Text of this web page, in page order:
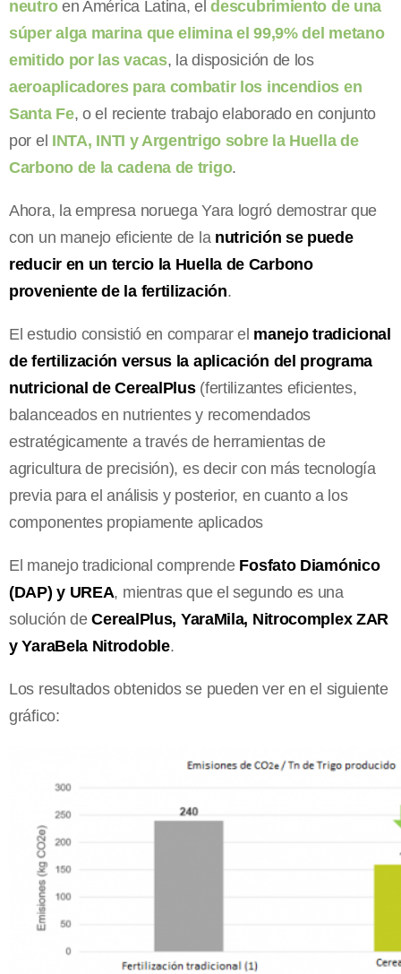
neutroen América Latina, eldescubrimiento de una
súper alga marina que elimina el 99,9% del metano
emitido por las vacas, la disposición de los
aeroaplicadores para combatir los incendios en
Santa Fe, o el reciente trabajo elaborado en conjunto
por el INTA, INTI y Argentrigo sobre la Huella de
Carbono de la cadena de trigo.
Ahora, la empresa noruega Yara logró demostrar que
con un manejo eficiente de la nutrición se puede
reducir en un tercio la Huella de Carbono
proveniente de la fertilización.
El estudio consistió en comparar el manejo tradicional
de fertilización versus la aplicación del programa
nutricional de CerealPlus(fertilizantes eficientes,
balanceados en nutrientes y recomendados
estratégicamente a través de herramientas de
agricultura de precisión), es decir con más tecnología
previa para el análisis y posterior, en cuanto a los
componentes propiamente aplicados
El manejo tradicional comprende Fosfato Diamónico
(DAP) y UREA, mientras que el segundo es una
solución deCerealPlus, YaraMila, Nitrocomplex ZAR
y YaraBela Nitrodoble.
Los resultados obtenidos se pueden ver en el siguiente
gráfico: